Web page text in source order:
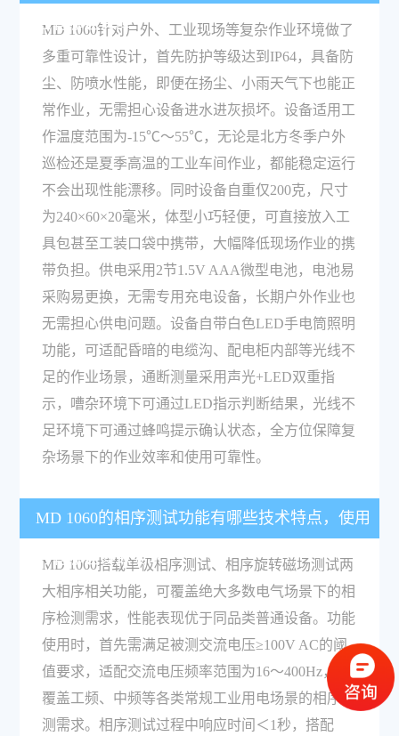
性有哪些保障？
MD 1060针对户外、工业现场等复杂作业环境做了
多重可靠性设计，首先防护等级达到IP64，具备防
尘、防喷水性能，即便在扬尘、小雨天气下也能正
常作业，无需担心设备进水进灰损坏。设备适用工
作温度范围为-15℃～55℃，无论是北方冬季户外
巡检还是夏季高温的工业车间作业，都能稳定运行
不会出现性能漂移。同时设备自重仅200克，尺寸
为240×60×20毫米，体型小巧轻便，可直接放入工
具包甚至工装口袋中携带，大幅降低现场作业的携
带负担。供电采用2节1.5V AAA微型电池，电池易
采购易更换，无需专用充电设备，长期户外作业也
无需担心供电问题。设备自带白色LED手电筒照明
功能，可适配昏暗的电缆沟、配电柜内部等光线不
足的作业场景，通断测量采用声光+LED双重指
示，嘈杂环境下可通过LED指示判断结果，光线不
足环境下可通过蜂鸣提示确认状态，全方位保障复
杂场景下的作业效率和使用可靠性。
MD 1060的相序测试功能有哪些技术特点，使用
时有哪些参数要求？
MD 1060搭载单极相序测试、相序旋转磁场测试两
大相序相关功能，可覆盖绝大多数电气场景下的相
序检测需求，性能表现优于同品类普通设备。功能
使用时，首先需满足被测交流电压≥100V AC的阈
值要求，适配交流电压频率范围为16～400Hz，可
覆盖工频、中频等各类常规工业用电场景的相序检
测需求。相序测试过程中响应时间＜1秒，搭配